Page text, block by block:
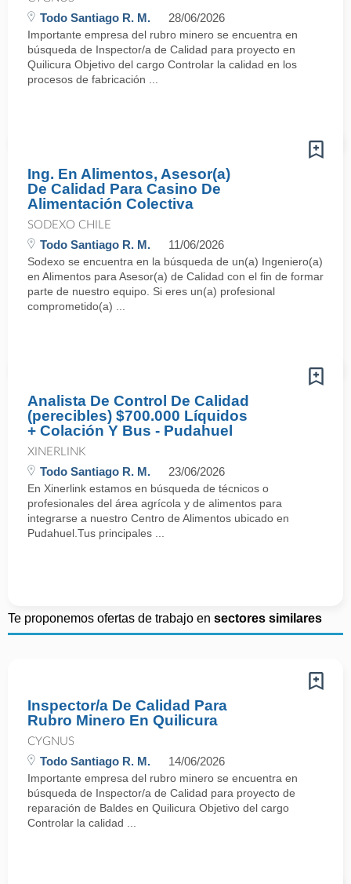
Todo Santiago R. M. 28/06/2026
Importante empresa del rubro minero se encuentra en
búsqueda de Inspector/a de Calidad para proyecto en
Quilicura Objetivo del cargo Controlar la calidad en los
procesos de fabricación ...
Ing. En Alimentos, Asesor(a)
De Calidad Para Casino De
Alimentación Colectiva
SODEXO CHILE
Todo Santiago R. M. 11/06/2026
Sodexo se encuentra en la búsqueda de un(a) Ingeniero(a)
en Alimentos para Asesor(a) de Calidad con el fin de formar
parte de nuestro equipo. Si eres un(a) profesional
comprometido(a) ...
Analista De Control De Calidad
(perecibles) $700.000 Líquidos
+ Colación Y Bus - Pudahuel
XINERLINK
Todo Santiago R. M. 23/06/2026
En Xinerlink estamos en búsqueda de técnicos o
profesionales del área agrícola y de alimentos para
integrarse a nuestro Centro de Alimentos ubicado en
Pudahuel.Tus principales ...
Te proponemos ofertas de trabajo en sectores similares
Inspector/a De Calidad Para
Rubro Minero En Quilicura
CYGNUS
Todo Santiago R. M. 14/06/2026
Importante empresa del rubro minero se encuentra en
búsqueda de Inspector/a de Calidad para proyecto de
reparación de Baldes en Quilicura Objetivo del cargo
Controlar la calidad ...